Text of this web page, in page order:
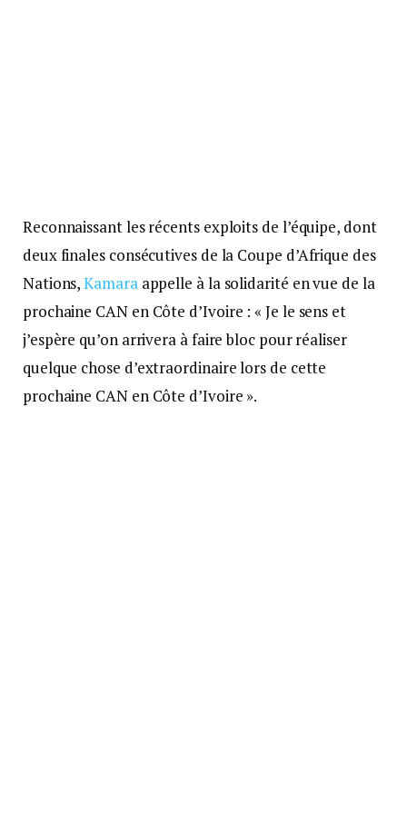
Reconnaissant les récents exploits de l’équipe, dont
deux finales consécutives de la Coupe d’Afrique des
Nations,Kamaraappelle à la solidarité en vue de la
prochaine CAN en Côte d’Ivoire : « Je le sens et
j’espère qu’on arrivera à faire bloc pour réaliser
quelque chose d’extraordinaire lors de cette
prochaine CAN en Côte d’Ivoire ».